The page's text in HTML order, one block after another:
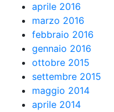
aprile 2016
marzo 2016
febbraio 2016
gennaio 2016
ottobre 2015
settembre 2015
maggio 2014
aprile 2014